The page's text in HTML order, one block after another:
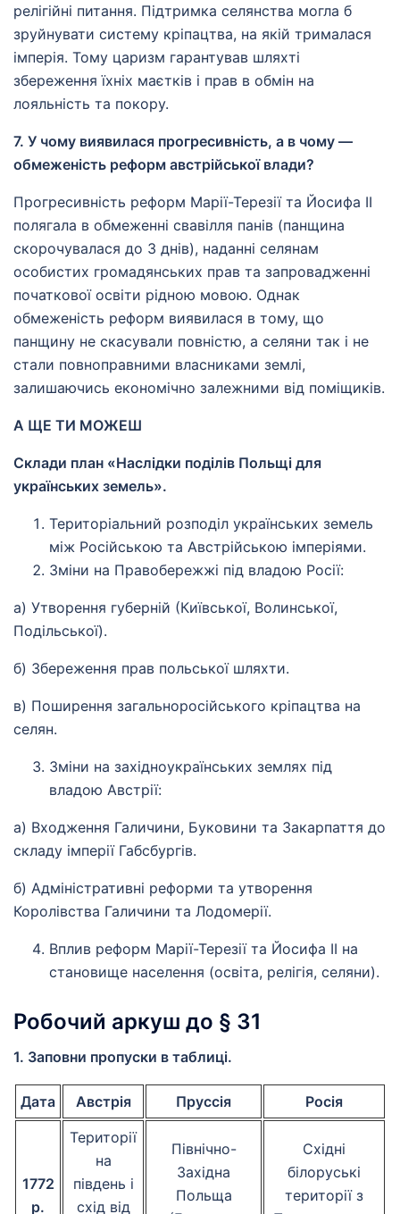
релігійні питання. Підтримка селянства могла б
зруйнувати систему кріпацтва, на якій трималася
імперія. Тому царизм гарантував шляхті
збереження їхніх маєтків і прав в обмін на
лояльність та покору.
7. У чому виявилася прогресивність, а в чому —
обмеженість реформ австрійської влади?
Прогресивність реформ Марії-Терезії та Йосифа II
полягала в обмеженні свавілля панів (панщина
скорочувалася до 3 днів), наданні селянам
особистих громадянських прав та запровадженні
початкової освіти рідною мовою. Однак
обмеженість реформ виявилася в тому, що
панщину не скасували повністю, а селяни так і не
стали повноправними власниками землі,
залишаючись економічно залежними від поміщиків.
А ЩЕ ТИ МОЖЕШ
Склади план «Наслідки поділів Польщі для
українських земель».
Територіальний розподіл українських земель
між Російською та Австрійською імперіями.
Зміни на Правобережжі під владою Росії:
а) Утворення губерній (Київської, Волинської,
Подільської).
б) Збереження прав польської шляхти.
в) Поширення загальноросійського кріпацтва на
селян.
Зміни на західноукраїнських землях під
владою Австрії:
а) Входження Галичини, Буковини та Закарпаття до
складу імперії Габсбургів.
б) Адміністративні реформи та утворення
Королівства Галичини та Лодомерії.
Вплив реформ Марії-Терезії та Йосифа II на
становище населення (освіта, релігія, селяни).
Робочий аркуш до § 31
1. Заповни пропуски в таблиці.
Дата Австрія Пруссія Росія
1772
р.
Території
на
південь і
схід від
Північно-
Західна
Польща
Східні
білоруські
території з